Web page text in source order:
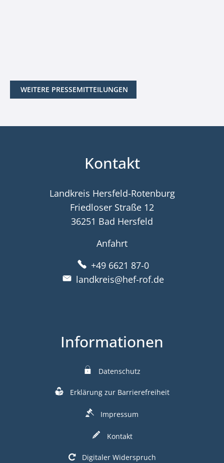
WEITERE PRESSEMITTEILUNGEN
Kontakt
Landkreis Hersfeld-Rotenburg
Friedloser Straße 12
36251 Bad Hersfeld
Anfahrt
+49 6621 87-0
landkreis@hef-rof.de
Informationen
Datenschutz
Erklärung zur Barrierefreiheit
Impressum
Kontakt
Digitaler Widerspruch